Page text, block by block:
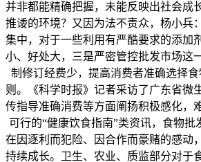
并非都能精确把握，未能反映出社会成
推诿的环境？又因为法不责众，杨小兵
集中，对于一些利用有严酷要求的添加
小、好处大，三是严密管控批发市场这
制修订经费少，提高消费者准确选择
则。《科学时报》记者采访了广东省微
传指导准确消费等方面阐扬积极感化，
可行的“健康饮食指南”类资讯，食物
在因逐利而犯险、因合作而豪赌的感动
持续成长。卫生、农业、质监部分对于